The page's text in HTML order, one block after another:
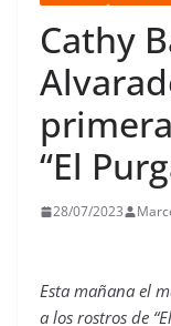
Cathy
“El
28/07/2023
Esta mañana el
a los rostros de